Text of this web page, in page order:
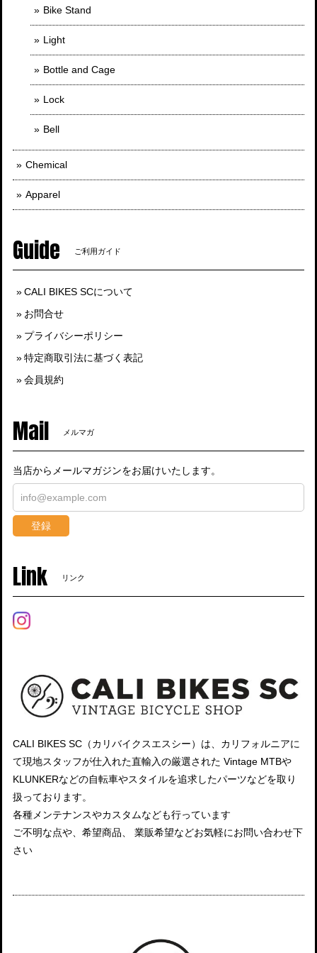
Bike Stand
Light
Bottle and Cage
Lock
Bell
Chemical
Apparel
Guide ご利用ガイド
CALI BIKES SCについて
お問合せ
プライバシーポリシー
特定商取引法に基づく表記
会員規約
Mail メルマガ
当店からメールマガジンをお届けいたします。
登録
Link リンク
CALI BIKES SC（カリバイクスエスシー）は、カリフォルニアに
て現地スタッフが仕入れた直輸入の厳選された Vintage MTBや
KLUNKERなどの自転車やスタイルを追求したパーツなどを取り
扱っております。
各種メンテナンスやカスタムなども行っています
ご不明な点や、希望商品、 業販希望などお気軽にお問い合わせ下
さい